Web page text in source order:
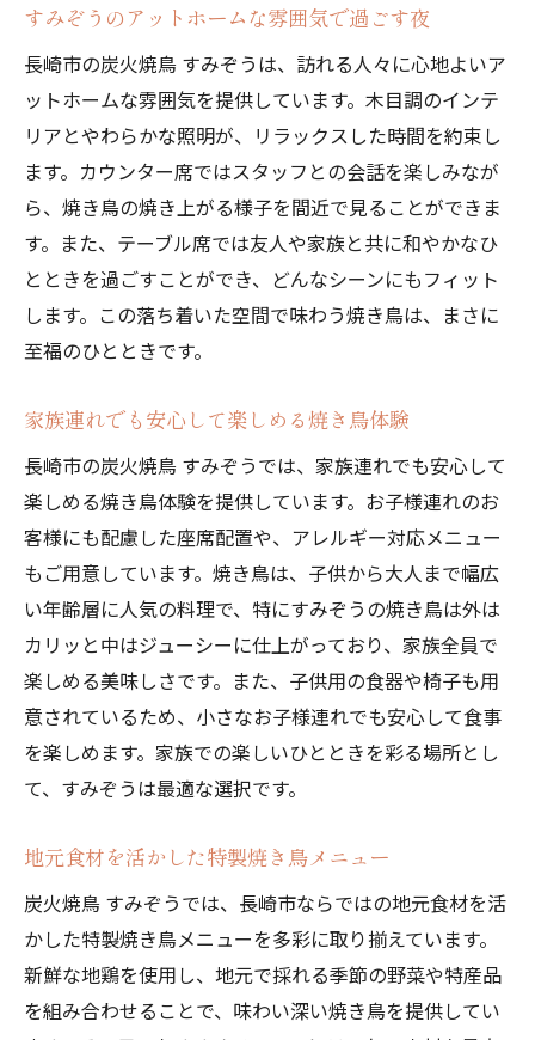
ぞう
癒しの焼き鳥体験のすすめ
仕事帰りの一杯に最適な理由
ストレス解消—焼き鳥の香ばしさ
リラックスできる店内の工夫
気分転換にぴったりの焼き鳥コース
職場の仲間と楽しむ焼き鳥パーティー
焼き鳥好き必見長崎市すみぞうのこだわりと美
味しさ
美味しさの秘訣に迫るインタビュー
焼き鳥好きを唸らせる豊富なメニュー
長崎市での焼き鳥の地位と展望
お客様の声—口コミで広がる評判
すみぞうが追求する新しい焼き鳥の形
長崎市で心も体も満たす焼き鳥体験すみぞうを
訪れる理由
初めての方にも優しいガイド
親子で楽しむ焼き鳥体験
地元民が教えるおすすめポイント
すみぞうの常連になるためのヒント
訪れるたびに新しい発見があるお店
すみぞうのアットホームな雰囲気で過ごす夜
長崎市の炭火焼鳥 すみぞうは、訪れる人々に心地よいア
ットホームな雰囲気を提供しています。木目調のインテ
リアとやわらかな照明が、リラックスした時間を約束し
ます。カウンター席ではスタッフとの会話を楽しみなが
ら、焼き鳥の焼き上がる様子を間近で見ることができま
す。また、テーブル席では友人や家族と共に和やかなひ
とときを過ごすことができ、どんなシーンにもフィット
します。この落ち着いた空間で味わう焼き鳥は、まさに
至福のひとときです。
家族連れでも安心して楽しめる焼き鳥体験
長崎市の炭火焼鳥 すみぞうでは、家族連れでも安心して
楽しめる焼き鳥体験を提供しています。お子様連れのお
客様にも配慮した座席配置や、アレルギー対応メニュー
もご用意しています。焼き鳥は、子供から大人まで幅広
い年齢層に人気の料理で、特にすみぞうの焼き鳥は外は
カリッと中はジューシーに仕上がっており、家族全員で
楽しめる美味しさです。また、子供用の食器や椅子も用
意されているため、小さなお子様連れでも安心して食事
を楽しめます。家族での楽しいひとときを彩る場所とし
て、すみぞうは最適な選択です。
地元食材を活かした特製焼き鳥メニュー
炭火焼鳥 すみぞうでは、長崎市ならではの地元食材を活
かした特製焼き鳥メニューを多彩に取り揃えています。
新鮮な地鶏を使用し、地元で採れる季節の野菜や特産品
を組み合わせることで、味わい深い焼き鳥を提供してい